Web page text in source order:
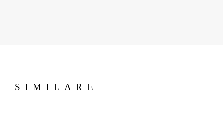
SIMILARE